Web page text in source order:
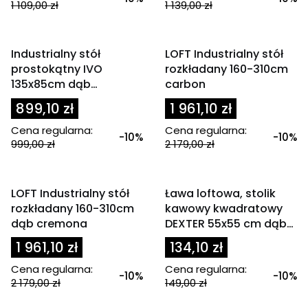
1 109,00 zł
1 139,00 zł
Industrialny stół
prostokątny IVO
135x85cm dąb
burgundzki
899,10 zł
Cena regularna:
999,00 zł
-10%
LOFT Industrialny stół
rozkładany 160-310cm
carbon
1 961,10 zł
Cena regularna:
2 179,00 zł
-10%
LOFT Industrialny stół
rozkładany 160-310cm
dąb cremona
1 961,10 zł
Cena regularna:
2 179,00 zł
-10%
Ława loftowa, stolik
kawowy kwadratowy
DEXTER 55x55 cm dąb
wotan / czarny
134,10 zł
Cena regularna:
149,00 zł
-10%